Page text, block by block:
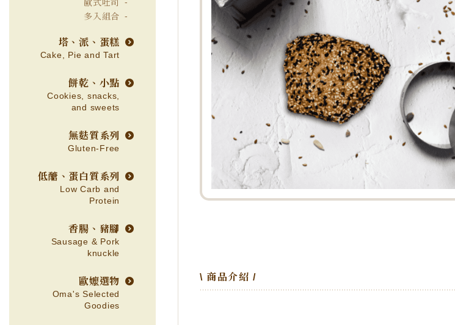
歐式吐司
多入組合
塔、派、蛋糕
Cake, Pie and Tart
餅乾、小點
Cookies, snacks,
and sweets
無麩質系列
Gluten-Free
低醣、蛋白質系列
Low Carb and
Protein
香腸、豬腳
Sausage & Pork
knuckle
歐嬤選物
Oma's Selected
Goodies
\ 商品介紹 /